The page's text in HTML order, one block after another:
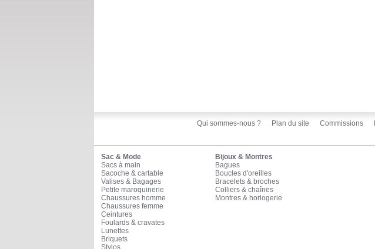
Qui sommes-nous ? Plan du site Commissions
Sac & Mode
Sacs à main
Sacoche & cartable
Valises & Bagages
Petite maroquinerie
Chaussures homme
Chaussures femme
Ceintures
Foulards & cravates
Lunettes
Briquets
Stylos
Bijoux & Montres
Bagues
Boucles d'oreilles
Bracelets & broches
Colliers & chaînes
Montres & horlogerie